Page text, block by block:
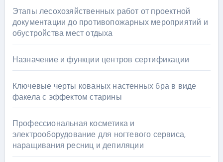
Этапы лесохозяйственных работ от проектной
документации до противопожарных мероприятий и
обустройства мест отдыха
Назначение и функции центров сертификации
Ключевые черты кованых настенных бра в виде
факела с эффектом старины
Профессиональная косметика и
электрооборудование для ногтевого сервиса,
наращивания ресниц и депиляции